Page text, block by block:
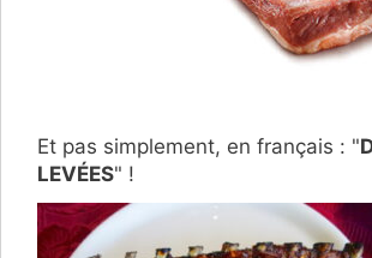
Et pas simplement, en français : "
LEVÉES" !